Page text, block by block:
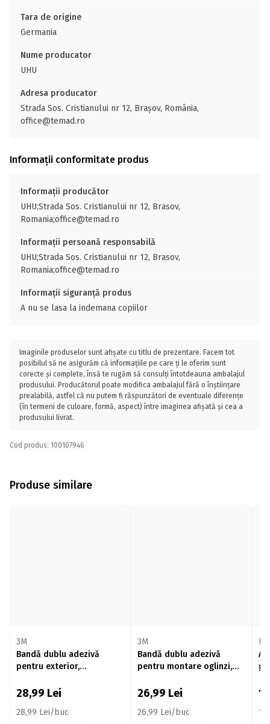
Tara de origine
Germania
Nume producator
UHU
Adresa producator
Strada Sos. Cristianului nr 12, Brașov, România,
office@temad.ro
Informații conformitate produs
Informații producător
UHU;Strada Sos. Cristianului nr 12, Brasov,
Romania;office@temad.ro
Informații persoană responsabilă
UHU;Strada Sos. Cristianului nr 12, Brasov,
Romania;office@temad.ro
Informații siguranță produs
A nu se lasa la indemana copiilor
Imaginile produselor sunt afișate cu titlu de prezentare. Facem tot
posibilul să ne asigurăm că informațiile pe care ți le oferim sunt
corecte și complete, însă te rugăm să consulți întotdeauna ambalajul
produsului. Producătorul poate modifica ambalajul fără o înștiințare
prealabilă, astfel că nu putem fi răspunzători de eventuale diferențe
(în termeni de culoare, formă, aspect) între imaginea afișată și cea a
produsului livrat.
Cod produs: 100107946
Produse similare
3M
Bandă dublu adezivă
pentru exterior,
Extreme 3M
28,99 Lei
28,99 Lei/buc
3M
Bandă dublu adezivă
pentru montare oglinzi,
26,99 Lei
26,99 Lei/buc